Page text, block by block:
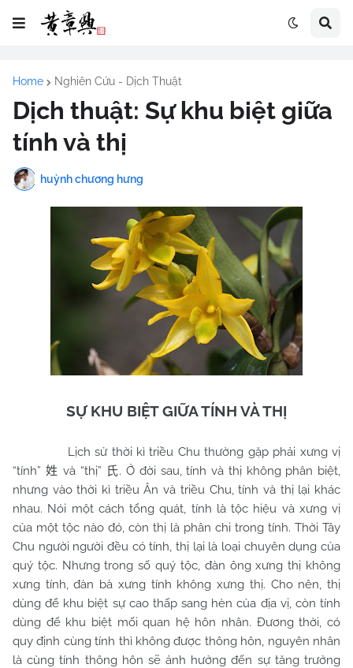
Home Nghiên Cứu - Dịch Thuật
Dịch thuật: Sự khu biệt giữa
tính và thị
huỳnh chương hưng
SỰ KHU BIỆT GIỮA TÍNH VÀ THỊ
Lịch sử thời kì triều Chu thường gặp phải xưng vị
“tính” 姓 và “thị” 氏. Ở đời sau, tính và thị không phân biệt,
nhưng vào thời kì triều Ân và triều Chu, tính và thị lại khác
nhau. Nói một cách tổng quát, tính là tộc hiệu và xưng vị
của một tộc nào đó, còn thị là phân chi trong tính. Thời Tây
Chu người người đều có tính, thị lại là loại chuyên dụng của
quý tộc. Nhưng trong số quý tộc, đàn ông xưng thị không
xưng tính, đàn bà xưng tính không xưng thị. Cho nên, thị
dùng để khu biệt sự cao thấp sang hèn của địa vị, còn tính
dùng để khu biệt mối quan hệ hôn nhân. Đương thời, có
quy định cùng tính thì không được thông hôn, nguyên nhân
là cùng tính thông hôn sẽ ảnh hưởng đến sự tăng trưởng